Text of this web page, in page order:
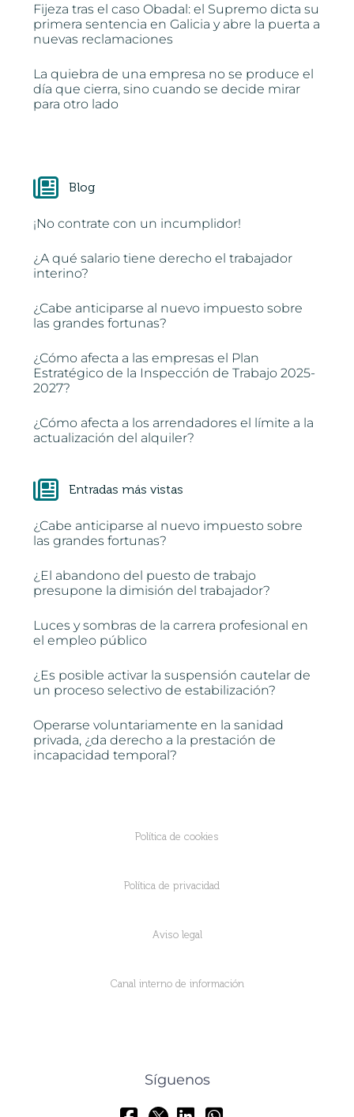
Fijeza tras el caso Obadal: el Supremo dicta su
primera sentencia en Galicia y abre la puerta a
nuevas reclamaciones
La quiebra de una empresa no se produce el
día que cierra, sino cuando se decide mirar
para otro lado
Blog
¡No contrate con un incumplidor!
¿A qué salario tiene derecho el trabajador
interino?
¿Cabe anticiparse al nuevo impuesto sobre
las grandes fortunas?
¿Cómo afecta a las empresas el Plan
Estratégico de la Inspección de Trabajo 2025-
2027?
¿Cómo afecta a los arrendadores el límite a la
actualización del alquiler?
Entradas más vistas
¿Cabe anticiparse al nuevo impuesto sobre
las grandes fortunas?
¿El abandono del puesto de trabajo
presupone la dimisión del trabajador?
Luces y sombras de la carrera profesional en
el empleo público
¿Es posible activar la suspensión cautelar de
un proceso selectivo de estabilización?
Operarse voluntariamente en la sanidad
privada, ¿da derecho a la prestación de
incapacidad temporal?
Política de cookies
Política de privacidad
Aviso legal
Canal interno de información
Síguenos